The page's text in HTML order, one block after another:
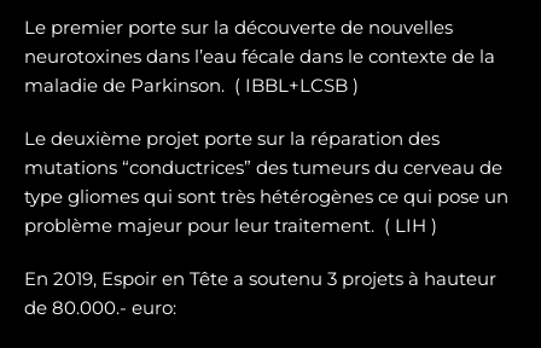
Le premier porte sur la découverte de nouvelles
neurotoxines dans l’eau fécale dans le contexte de la
maladie de Parkinson. ( IBBL+LCSB )
Le deuxième projet porte sur la réparation des
mutations “conductrices” des tumeurs du cerveau de
type gliomes qui sont très hétérogènes ce qui pose un
problème majeur pour leur traitement. ( LIH )
En 2019, Espoir en Tête a soutenu 3 projets à hauteur
de 80.000.- euro: